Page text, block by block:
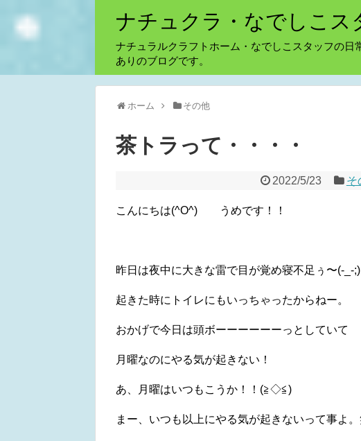
ナチュクラ・なでしこ
ナチュラルクラフトホーム・なでしこスタッフの
ありのブログです。
ホーム その他
茶トラって・・・・
2022/5/23 そ
こんにちは(^O^) うめです！！
昨日は夜中に大きな雷で目が覚め寝不足ぅ〜(-_-;)
起きた時にトイレにもいっちゃったからねー。
おかげで今日は頭ボーーーーーーっとしていて
月曜なのにやる気が起きない！
あ、月曜はいつもこうか！！(≧◇≦)
まー、いつも以上にやる気が起きないって事よ